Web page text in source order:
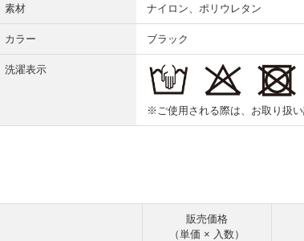
素材 ナイロン、ポリウレタン
カラー ブラック
洗濯表示
※ご使用される際は、お取り扱い
販売価格
（単価 × 入数）